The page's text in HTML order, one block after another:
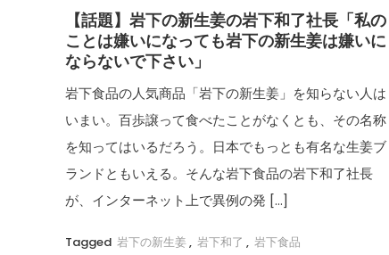
【話題】岩下の新生姜の岩下和了社長「私の
ことは嫌いになっても岩下の新生姜は嫌いに
ならないで下さい」
岩下食品の人気商品「岩下の新生姜」を知らない人は
いまい。百歩譲って食べたことがなくとも、その名称
を知ってはいるだろう。日本でもっとも有名な生姜ブ
ランドともいえる。そんな岩下食品の岩下和了社長
が、インターネット上で異例の発 […]
Tagged 岩下の新生姜, 岩下和了 , 岩下食品